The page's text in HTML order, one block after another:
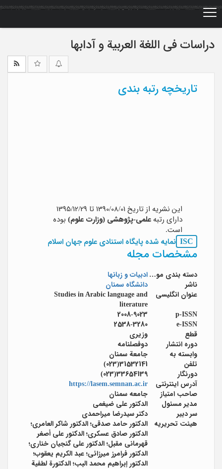
Skip
دراسات فی اللغة العربیة و آدابها
تاریخچه رتبه بندی
این نشریه از تاریخ 1390/08/01 تا 1395/12/29
دارای رتبه علمی-پژوهشی (وزارت علوم) بوده
است.
ISC نمایه شده پایگاه استنادی علوم جهان اسلام
مشخصات مجله
دسته بندی موضوعی ادبیات و زبانها
ناشر
دانشگاه سمنان
عنوان انگلیسی
Studies in Arabic language and
literature
p-ISSN
2008-9023
e-ISSN
2538-3280
قطع
وزیری
دوره انتشار
دوفصلنامه
وابسته به
جامعة سمنان
تلفن
31532141(023)
دورنگار
33654139(023)
آدرس اینترنتی
https://lasem.semnan.ac.ir
صاحب امتیاز
جامعه سمنان
مدیر مسئول
الدكتور علي ضیغمی
سر دبیر
دکتر سیدرضا میراحمدی
هیئت تحریریه
الدكتور حامد صدقی؛ الدكتور شاكر العامری؛
الدكتور صادق عسکری؛ الدكتور علي أصغر
قهرمانی مقبل؛ الدكتور علي گنجیان خناری؛
الدكتور فرامرز میرزائی؛ عبد الکریم یعقوب؛
الدكتور إبراهيم محمد البب؛ الدكتورة لطفية